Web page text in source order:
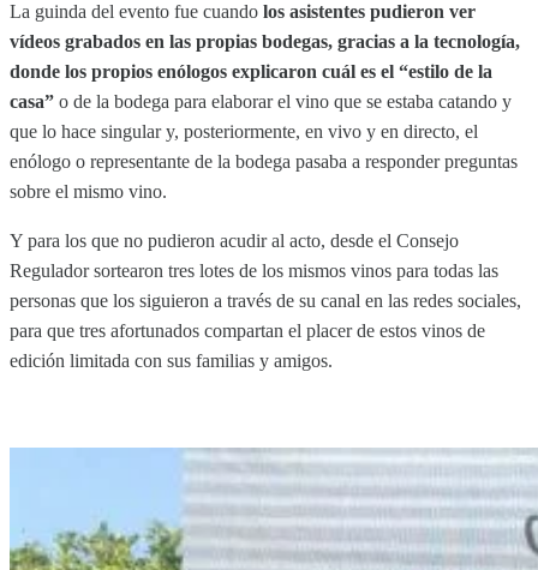
La guinda del evento fue cuando los asistentes pudieron ver
vídeos grabados en las propias bodegas, gracias a la tecnología,
donde los propios enólogos explicaron cuál es el “estilo de la
casa” o de la bodega para elaborar el vino que se estaba catando y
que lo hace singular y, posteriormente, en vivo y en directo, el
enólogo o representante de la bodega pasaba a responder preguntas
sobre el mismo vino.
Y para los que no pudieron acudir al acto, desde el Consejo
Regulador sortearon tres lotes de los mismos vinos para todas las
personas que los siguieron a través de su canal en las redes sociales,
para que tres afortunados compartan el placer de estos vinos de
edición limitada con sus familias y amigos.